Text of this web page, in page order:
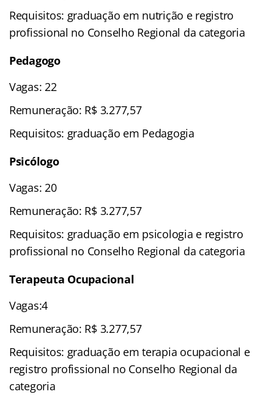
Requisitos: graduação em nutrição e registro
profissional no Conselho Regional da categoria
Pedagogo
Vagas: 22
Remuneração: R$ 3.277,57
Requisitos: graduação em Pedagogia
Psicólogo
Vagas: 20
Remuneração: R$ 3.277,57
Requisitos: graduação em psicologia e registro
profissional no Conselho Regional da categoria
Terapeuta Ocupacional
Vagas:4
Remuneração: R$ 3.277,57
Requisitos: graduação em terapia ocupacional e
registro profissional no Conselho Regional da
categoria